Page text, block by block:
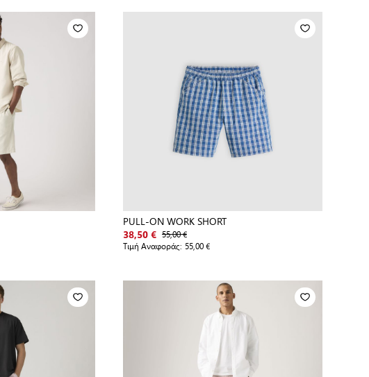
PULL-ON WORK SHORT
38,50 € 55,00 €
Τιμή Αναφοράς: 55,00 €